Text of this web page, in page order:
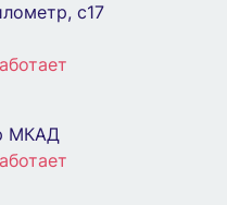
с17
МКАД